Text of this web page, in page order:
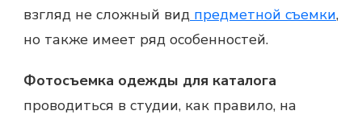
взгляд не сложный вид предметной съемки,
но также имеет ряд особенностей.
Фотосъемка одежды для каталога
проводиться в студии, как правило, на